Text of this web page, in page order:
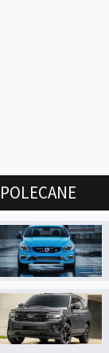
POLECANE